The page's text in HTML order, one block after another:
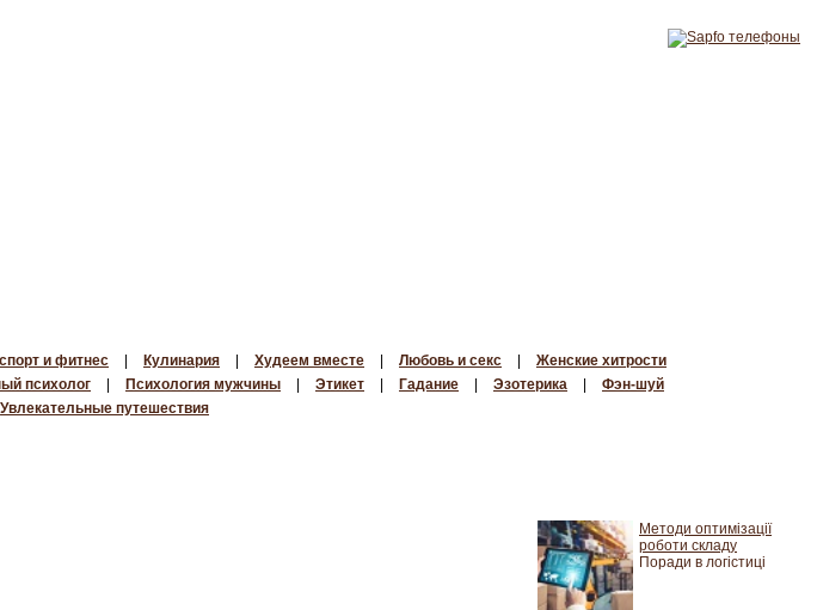
и фитнес Кулинария Худеем вместе Любовь и секс
Женские хитрости
психолог Психология мужчины Этикет Гадание Эзотерика
Фэн-шуй
Увлекательные путешествия
Методи оптимізації
роботи складу
Поради в логістиці